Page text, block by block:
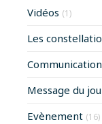
Vidéos (1)
Les
Message du
Evènement (16)